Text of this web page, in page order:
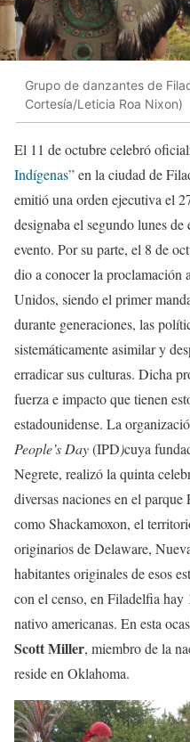
Grupo de danzantes de
Cortesía/Leticia Roa Nixon)
El 11 de octubre celebró
Indígenas”en la ciudad de
emitió una orden ejecutiva el
designaba el segundo lunes de
evento. Por su parte, el 8 de
dio a conocer la proclamación
Unidos, siendo el primer
durante generaciones, las
sistemáticamente asimilar y
erradicar sus culturas. Dicha
fuerza e impacto que tienen
estadounidense. La
People’s Day(IPD)cuya
Negrete, realizó la quinta
diversas naciones en el
como Shackamoxon, el
originarios de Delaware,
habitantes originales de esos
con el censo, en Filadelfia hay
nativo americanas. En esta
Scott Miller, miembro de la
reside en Oklahoma.